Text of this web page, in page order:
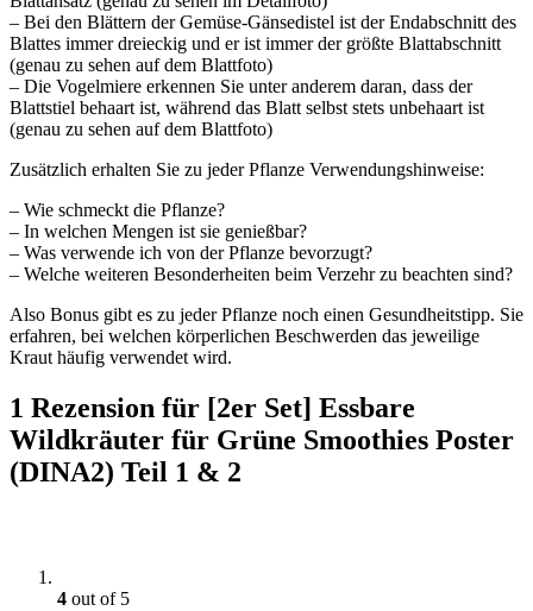
– Bei den Blättern der Gemüse-Gänsedistel ist der Endabschnitt des
Blattes immer dreieckig und er ist immer der größte Blattabschnitt
(genau zu sehen auf dem Blattfoto)
– Die Vogelmiere erkennen Sie unter anderem daran, dass der
Blattstiel behaart ist, während das Blatt selbst stets unbehaart ist
(genau zu sehen auf dem Blattfoto)
Zusätzlich erhalten Sie zu jeder Pflanze Verwendungshinweise:
– Wie schmeckt die Pflanze?
– In welchen Mengen ist sie genießbar?
– Was verwende ich von der Pflanze bevorzugt?
– Welche weiteren Besonderheiten beim Verzehr zu beachten sind?
Also Bonus gibt es zu jeder Pflanze noch einen Gesundheitstipp. Sie
erfahren, bei welchen körperlichen Beschwerden das jeweilige
Kraut häufig verwendet wird.
1 Rezension für [2er Set] Essbare
Wildkräuter für Grüne Smoothies Poster
(DINA2) Teil 1 & 2
4 out of 5